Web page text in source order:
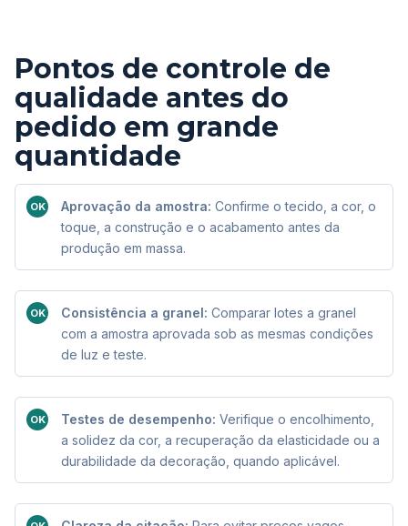
Pontos de controle de
qualidade antes do
pedido em grande
quantidade
OK Aprovação da amostra: Confirme o tecido, a cor, o
toque, a construção e o acabamento antes da
produção em massa.
OK Consistência a granel: Comparar lotes a granel
com a amostra aprovada sob as mesmas condições
de luz e teste.
OK Testes de desempenho: Verifique o encolhimento,
a solidez da cor, a recuperação da elasticidade ou a
durabilidade da decoração, quando aplicável.